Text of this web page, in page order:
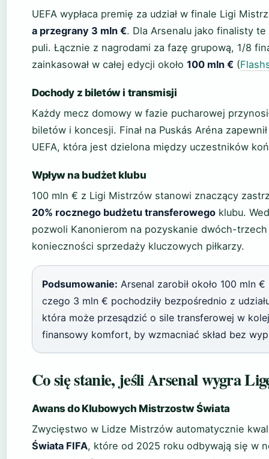
UEFA wypłaca premię za udział w finale Ligi
a przegrany 3 mln €. Dla Arsenalu jako finalisty
puli. Łącznie z nagrodami za fazę grupową, 1/8
zainkasował w całej edycji około 100 mln € (
Dochody z biletów i transmisji
Każdy mecz domowy w fazie pucharowej
biletów i koncesji. Finał na Puskás Aréna
UEFA, która jest dzielona między uczestników
Wpływ na budżet klubu
100 mln € z Ligi Mistrzów stanowi znaczący
20% rocznego budżetu transferowego klubu.
pozwoli Kanonierom na pozyskanie dwóch-
konieczności sprzedaży kluczowych piłkarzy.
Podsumowanie: Arsenal zarobił około 100 mln
czego 3 mln € pochodziły bezpośrednio z
która może przesądzić o sile transferowej w
finansowy komfort, by wzmacniać skład bez
Co się stanie, jeśli Arsenal wygra
Awans do Klubowych Mistrzostw Świata
Zwycięstwo w Lidze Mistrzów automatycznie
Świata FIFA, które od 2025 roku odbywają się w